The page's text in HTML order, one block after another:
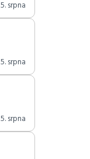
5. srpna
5. srpna
5. srpna